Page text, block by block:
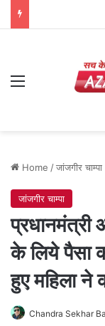
Menu
Home /जांजगीर चाम्पा
जांजगीर चाम्पा
प्रधानमंत्री
के लिये पैसा
हुए महिला
Chandra Sekhar